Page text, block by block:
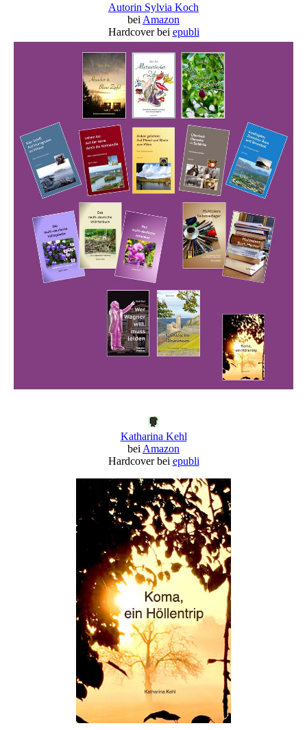
Autorin Sylvia Koch
bei Amazon
Hardcover bei epubli
Katharina Kehl
bei Amazon
Hardcover bei epubli